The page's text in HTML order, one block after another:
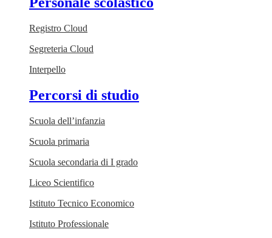
Registro Cloud
Segreteria Cloud
Interpello
Percorsi di studio
Scuola dell’infanzia
Scuola primaria
Scuola secondaria di I grado
Liceo Scientifico
Istituto Tecnico Economico
Istituto Professionale